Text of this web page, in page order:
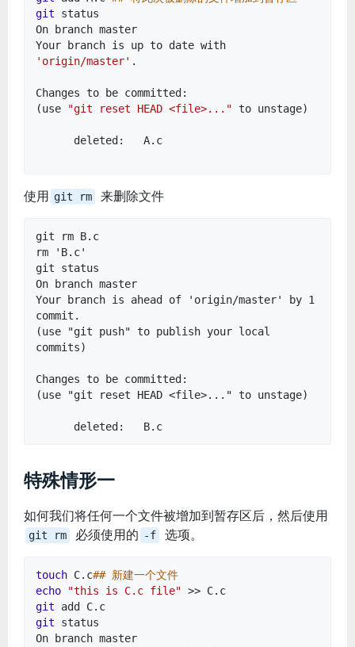
git status
On branch master
Your branch is up to date with
'origin/master' .
Changes to be committed:
(use
"git reset HEAD <file>..." to unstage)
deleted: A.c
使用 git rm 来删除文件
git rm B.c
rm 'B.c'
git status
On branch master
Your branch is ahead of 'origin/master' by 1
commit.
(use "git push" to publish your local
commits)
Changes to be committed:
(use "git reset HEAD <file>..." to unstage)
deleted: B.c
特殊情形一
如何我们将任何一个文件被增加到暂存区后，然后使用
git rm 必须使用的 -f 选项。
touch C.c## 新建一个文件
echo
"this is C.c file" >> C.c
git add C.c
git status
On branch master